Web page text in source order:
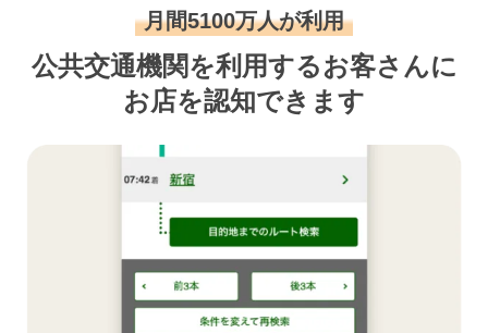
月間5100万人が利用
公共交通機関を利用するお客さんに
お店を認知できます